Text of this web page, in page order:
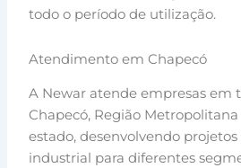
todo o período de utilização.
Atendimento em Chapecó
A Newar atende empresas em
Chapecó, Região
estado, desenvolvendo
industrial para diferentes